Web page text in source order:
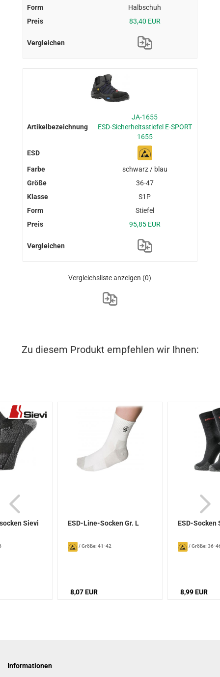
Halbschuh
83,40 EUR
JA-1655
ESD-Sicherheitsstiefel E-SPORT
1655
schwarz / blau
36-47
S1P
Stiefel
95,85 EUR
Vergleichsliste anzeigen (0)
Zu diesem Produkt empfehlen wir Ihnen:
Sievi ESD-Line-Socken Gr. L
/Größe: 41-42
8,07 EUR
ESD-Socken
/Größe: 36-
8,99 EUR
Informationen